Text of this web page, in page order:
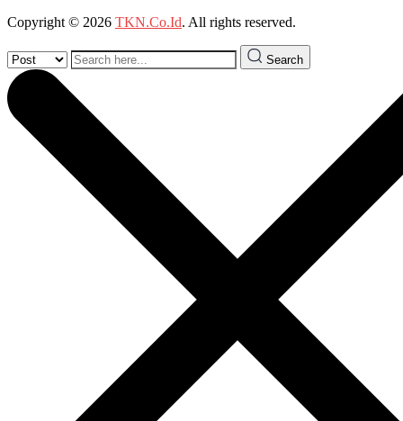
Copyright © 2026 TKN.Co.Id. All rights reserved.
Search